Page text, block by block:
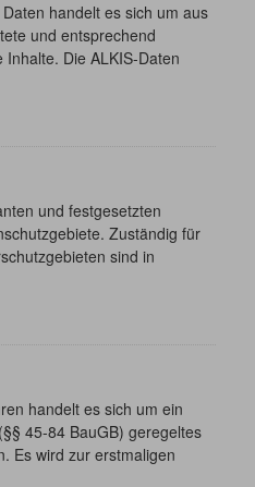
handelt es sich um aus
und entsprechend
Die ALKIS-Daten
und festgesetzten
Zuständig für
sind in
handelt es sich um ein
45-84 BauGB) geregeltes
Es wird zur erstmaligen